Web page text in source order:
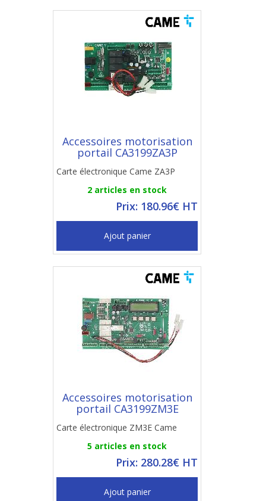
Accessoires motorisation
portail CA3199ZA3P
Carte électronique Came ZA3P
2 articles en stock
Prix: 180.96€ HT
Ajout panier
Accessoires motorisation
portail CA3199ZM3E
Carte électronique ZM3E Came
5 articles en stock
Prix: 280.28€ HT
Ajout panier